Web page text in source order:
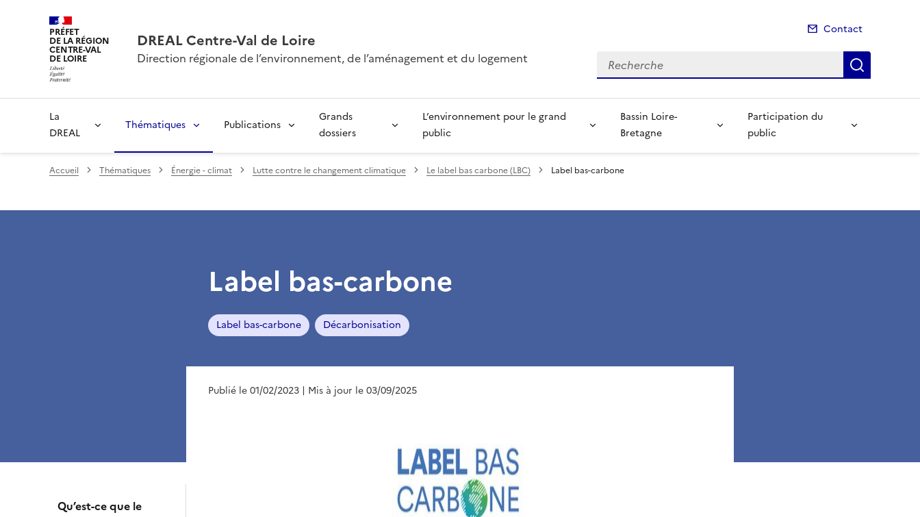
PRÉFET
DE LA RÉGION
CENTRE-VAL
DE LOIRE
DREAL Centre-Val de Loire
Direction régionale de l’environnement, de l’aménagement et du logement
Contact
Recherche
La
DREAL
Thématiques Publications
Grands
dossiers
L’environnement pour le grand
public
Bassin Loire-
Bretagne
Participation du
public
Accueil Thématiques Énergie - climat Lutte contre le changement climatique Le label bas carbone (LBC) Label bas-carbone
Qu’est-ce que le
Label bas-carbone
Label bas-carbone Décarbonisation
Publié le 01/02/2023 | Mis à jour le 03/09/2025